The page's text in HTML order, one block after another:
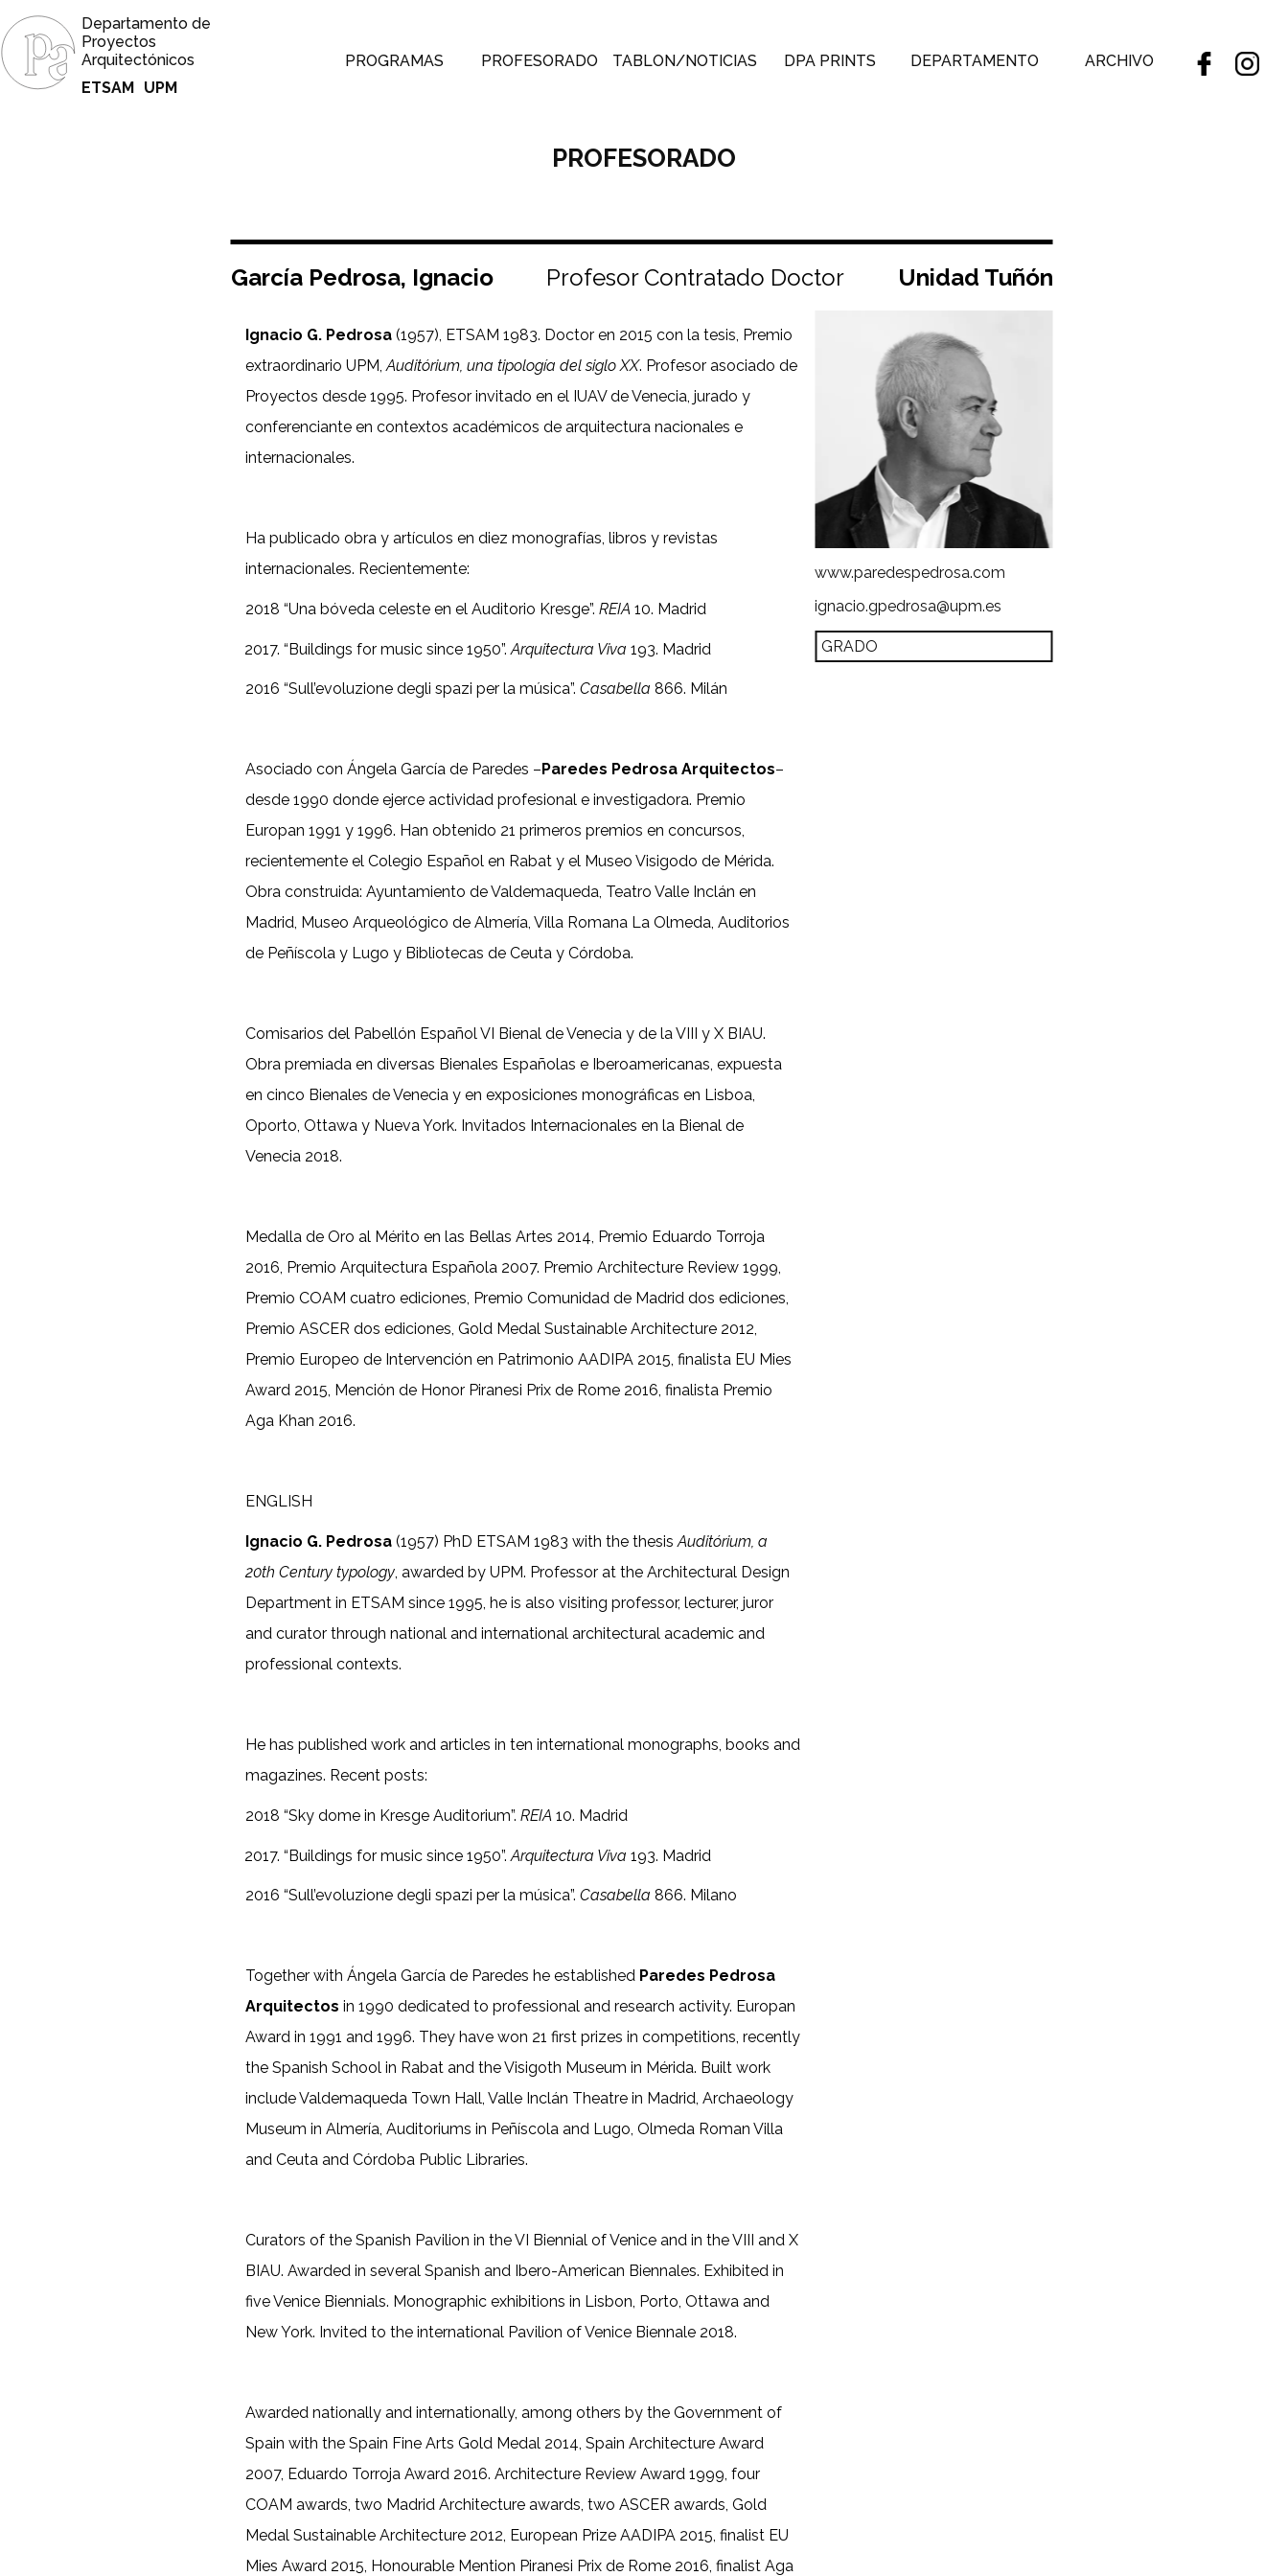
Departamento de
Proyectos
Arquitectónicos
ETSAM UPM
PROGRAMAS PROFESORADO TABLON/NOTICIAS DPA PRINTS DEPARTAMENTO ARCHIVO
PROFESORADO
García Pedrosa, Ignacio Profesor Contratado Doctor Unidad Tuñón
Ignacio G. Pedrosa(1957), ETSAM 1983. Doctor en 2015 con la tesis, Premio
extraordinario UPM,Auditórium, una tipología del siglo XX. Profesor asociado de
Proyectos desde 1995. Profesor invitado en el IUAV de Venecia, jurado y
conferenciante en contextos académicos de arquitectura nacionales e
internacionales.
Ha publicado obra y artículos en diez monografías, libros y revistas
internacionales. Recientemente:
2018 “Una bóveda celeste en el Auditorio Kresge”. REIA10. Madrid
“Buildings for music since 1950”.Arquitectura Viva 193. Madrid
2016 “Sull’evoluzione degli spazi per la música”. Casabella 866. Milán
Asociado con Ángela García de Paredes –Paredes Pedrosa Arquitectos–
desde 1990 donde ejerce actividad profesional e investigadora. Premio
Europan 1991 y 1996. Han obtenido 21 primeros premios en concursos,
recientemente el Colegio Español en Rabat y el Museo Visigodo de Mérida.
Obra construida: Ayuntamiento de Valdemaqueda, Teatro Valle Inclán en
Madrid, Museo Arqueológico de Almería, Villa Romana La Olmeda, Auditorios
de Peñíscola y Lugo y Bibliotecas de Ceuta y Córdoba.
Comisarios del Pabellón Español VI Bienal de Venecia y de la VIII y X BIAU.
Obra premiada en diversas Bienales Españolas e Iberoamericanas, expuesta
en cinco Bienales de Venecia y en exposiciones monográficas en Lisboa,
Oporto, Ottawa y Nueva York. Invitados Internacionales en la Bienal de
Venecia 2018.
Medalla de Oro al Mérito en las Bellas Artes 2014, Premio Eduardo Torroja
2016, Premio Arquitectura Española 2007. Premio Architecture Review 1999,
Premio COAM cuatro ediciones, Premio Comunidad de Madrid dos ediciones,
Premio ASCER dos ediciones, Gold Medal Sustainable Architecture 2012,
Premio Europeo de Intervención en Patrimonio AADIPA 2015, finalista EU Mies
Award 2015, Mención de Honor Piranesi Prix de Rome 2016, finalista Premio
Aga Khan 2016.
ENGLISH
Ignacio G. Pedrosa(1957) PhD ETSAM 1983 with the thesisAuditórium, a
20th Century typology, awarded by UPM. Professor at the Architectural Design
Department in ETSAM since 1995, he is also visiting professor, lecturer, juror
and curator through national and international architectural academic and
professional contexts.
He has published work and articles in ten international monographs, books and
magazines. Recent posts:
2018 “Sky dome in Kresge Auditorium”. REIA10. Madrid
“Buildings for music since 1950”.Arquitectura Viva 193. Madrid
2016 “Sull’evoluzione degli spazi per la música”. Casabella 866. Milano
Together with Ángela García de Paredes he established Paredes Pedrosa
Arquitectos in 1990 dedicated to professional and research activity. Europan
Award in 1991 and 1996. They have won 21 first prizes in competitions, recently
the Spanish School in Rabat and the Visigoth Museum in Mérida. Built work
include Valdemaqueda Town Hall, Valle Inclán Theatre in Madrid, Archaeology
Museum in Almería, Auditoriums in Peñíscola and Lugo, Olmeda Roman Villa
and Ceuta and Córdoba Public Libraries.
Curators of the Spanish Pavilion in the VI Biennial of Venice and in the VIII and X
BIAU. Awarded in several Spanish and Ibero-American Biennales. Exhibited in
five Venice Biennials. Monographic exhibitions in Lisbon, Porto, Ottawa and
New York. Invited to the international Pavilion of Venice Biennale 2018.
Awarded nationally and internationally, among others by the Government of
Spain with the Spain Fine Arts Gold Medal 2014, Spain Architecture Award
2007, Eduardo Torroja Award 2016. Architecture Review Award 1999, four
COAM awards, two Madrid Architecture awards, two ASCER awards, Gold
Medal Sustainable Architecture 2012, European Prize AADIPA 2015, finalist EU
Mies Award 2015, Honourable Mention Piranesi Prix de Rome 2016, finalist Aga
www.paredespedrosa.com
ignacio.gpedrosa@upm.es
GRADO